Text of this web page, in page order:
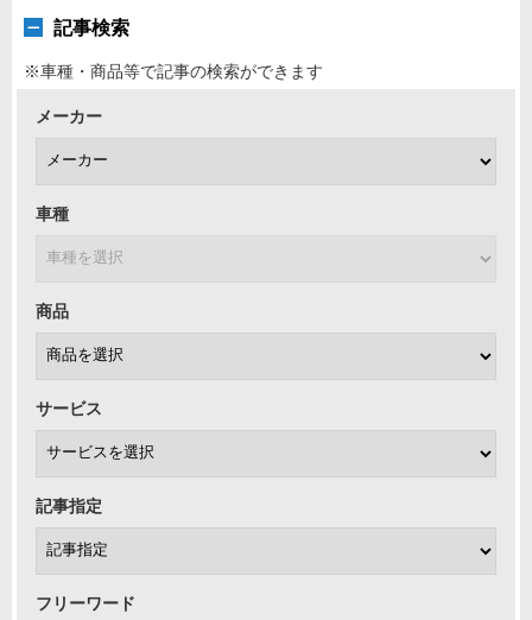
記事検索
※車種・商品等で記事の検索ができます
メーカー
車種
商品
サービス
記事指定
フリーワード